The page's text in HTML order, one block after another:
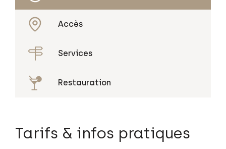
Accès
Services
Restauration
Tarifs & infos pratiques